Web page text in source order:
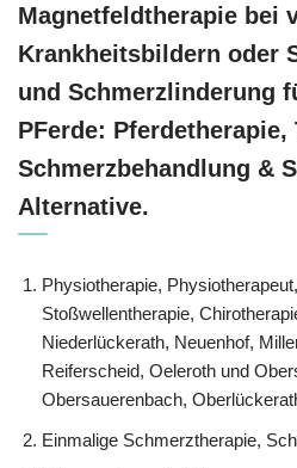
Magnetfeldtherapie bei
Krankheitsbildern oder
und Schmerzlinderung
PFerde:
Schmerzbehandlung &
Alternative.
Physiotherapie,
Stoßwellentherapie,
Niederlückerath, Neuenhof,
Reiferscheid, Oeleroth und
Obersauerenbach,
Einmalige Schmerztherapie,